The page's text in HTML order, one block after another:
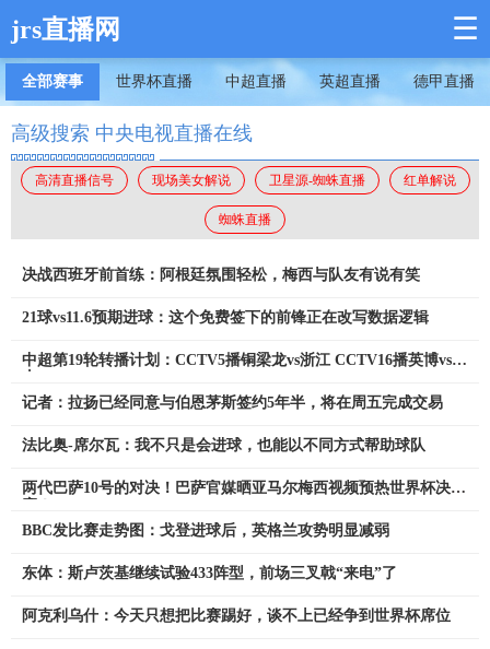
jrs直播网 ☰
全部赛事 世界杯直播 中超直播 英超直播 德甲直播
高级搜索 中央电视直播在线
高清直播信号 现场美女解说 卫星源-蜘蛛直播 红单解说
蜘蛛直播
决战西班牙前首练：阿根廷氛围轻松，梅西与队友有说有笑
21球vs11.6预期进球：这个免费签下的前锋正在改写数据逻辑
中超第19轮转播计划：CCTV5播铜梁龙vs浙江 CCTV16播英博vs泰
记者：拉扬已经同意与伯恩茅斯签约5年半，将在周五完成交易
法比奥-席尔瓦：我不只是会进球，也能以不同方式帮助球队
两代巴萨10号的对决！巴萨官媒晒亚马尔梅西视频预热世界杯决
BBC发比赛走势图：戈登进球后，英格兰攻势明显减弱
东体：斯卢茨基继续试验433阵型，前场三叉戟“来电”了
阿克利乌什：今天只想把比赛踢好，谈不上已经争到世界杯席位